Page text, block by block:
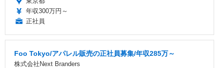
年収300万円～
正社員
Foo Tokyo/アパレル販売の正社員募集/年収285万～
株式会社Next Branders